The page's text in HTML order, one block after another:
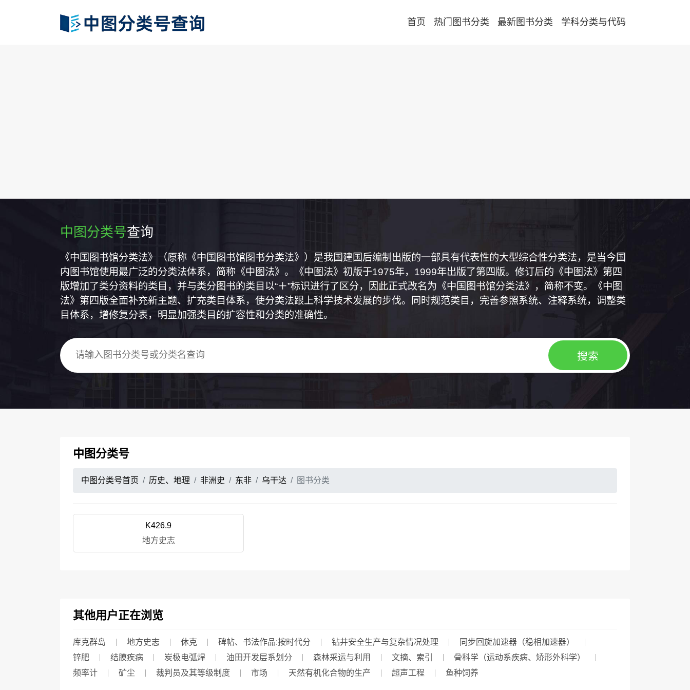
首页 热门图书分类 最新图书分类 学科分类与代码
中图分类号查询
《中国图书馆分类法》（原称《中国图书馆图书分类法》）是我国建国后编制出版的一部具有代表性的大型综合性分类法，是当今国
内图书馆使用最广泛的分类法体系，简称《中图法》。《中图法》初版于1975年，1999年出版了第四版。修订后的《中图法》第四
版增加了类分资料的类目，并与类分图书的类目以“＋”标识进行了区分，因此正式改名为《中国图书馆分类法》，简称不变。《中图
法》第四版全面补充新主题、扩充类目体系，使分类法跟上科学技术发展的步伐。同时规范类目，完善参照系统、注释系统，调整类
目体系，增修复分表，明显加强类目的扩容性和分类的准确性。
中图分类号
中图分类号首页 历史、地理 非洲史 东非 乌干达 图书分类
K426.9
地方史志
其他用户正在浏览
库克群岛 地方史志 休克 碑帖、书法作品:按时代分 钻井安全生产与复杂情况处理
同步回旋加速器（稳相加速器）
锌肥
结膜疾病 炭极电弧焊 油田开发层系划分 森林采运与利用 文摘、索引
骨科学（运动系疾病、矫形外科学）
频率计
矿尘 裁判员及其等级制度 市场 天然有机化合物的生产 超声工程 鱼种饲养